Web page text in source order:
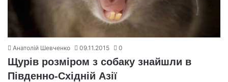
Анатолій Шевченко 09.11.2015 0
Щурів розміром з собаку знайшли в
Південно-Східній Азії